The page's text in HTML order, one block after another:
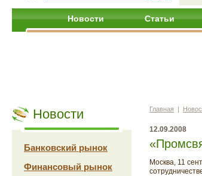
Новости Статьи
Новости
Банковский рынок
Финансовый рынок
Главная |
12.09.2008
Москва, 11